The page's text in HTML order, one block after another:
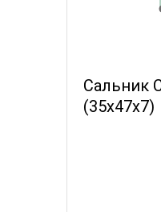
Сальник
(35х47х7)